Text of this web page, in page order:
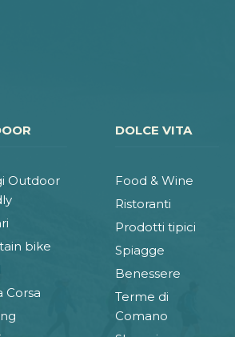
Outdoor
bike
Corsa
DOLCE VITA
Food & Wine
Ristoranti
Prodotti tipici
Spiagge
Benessere
Terme di
Comano